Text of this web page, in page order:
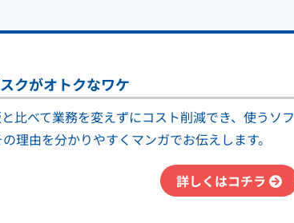
クがオトクなワケ
比べて業務を変えずにコスト削減でき、使うソフ
理由を分かりやすくマンガでお伝えします。
詳しくはコチラ